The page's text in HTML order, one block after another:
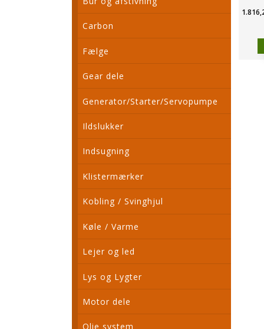
Carbon
Fælge
Gear dele
Generator/Starter/Servopumpe
Ildslukker
Indsugning
Klistermærker
Kobling / Svinghjul
Køle / Varme
Lejer og led
Lys og Lygter
Motor dele
Olie system